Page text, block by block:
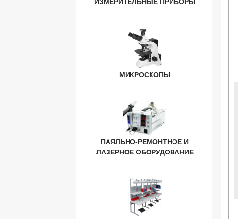
ИЗМЕРИТЕЛЬНЫЕ ПРИБОРЫ
МИКРОСКОПЫ
ПАЯЛЬНО-РЕМОНТНОЕ И
ЛАЗЕРНОЕ ОБОРУДОВАНИЕ